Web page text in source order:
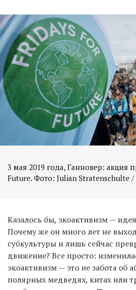
3 мая 2019 года, Ганновер: акция
Future. Фото: Julian Stratenschulte /
Казалось бы, экоактивизм —
Почему же он много лет не
субкультуры и лишь сейчас
движение? Все просто:
экоактивизм — это не забота об
полярных медведях, китах или